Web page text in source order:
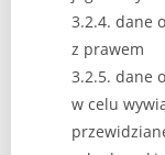
3.2.4. dane
z prawem
3.2.5. dane
w celu